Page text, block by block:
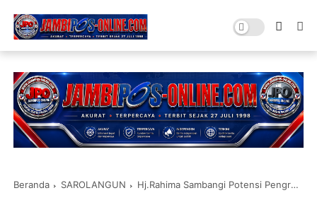
Beranda SAROLANGUN Hj.Rahima Sambangi Potensi Pengrajin Batik dan Usaha Rumahan Masyarakat Daerah